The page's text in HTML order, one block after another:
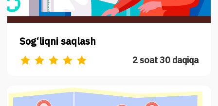
Sog‘liqni saqlash
2 soat 30 daqiqa